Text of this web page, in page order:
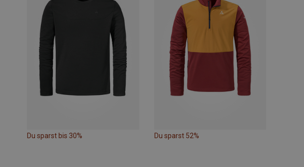
Du sparst bis 30% Du sparst 52%